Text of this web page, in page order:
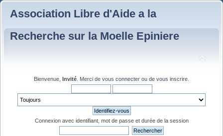
Association Libre d'Aide a la
Recherche sur la Moelle Epiniere
Bienvenue, Invité . Merci de vous connecter ou de vous inscrire
Connexion avec identifiant, mot de passe et durée de la session